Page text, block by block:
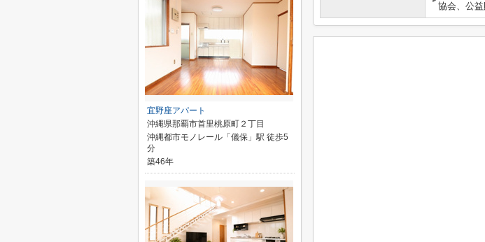
協会、公
宜野座アパート
沖縄県那覇市首里桃原町２丁目
沖縄都市モノレール「儀保」駅 徒歩5
分
築46年